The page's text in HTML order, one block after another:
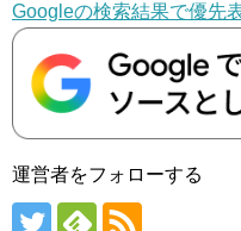
Googleの検索結果で優先
運営者をフォローする